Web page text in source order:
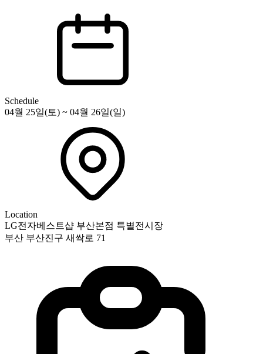
Schedule
04월 25일(토) ~ 04월 26일(일)
Location
LG전자베스트샵 부산본점 특별전시장
부산 부산진구 새싹로 71